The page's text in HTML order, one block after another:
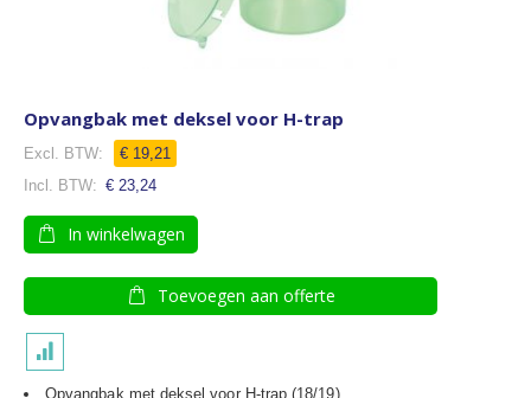
Opvangbak met deksel voor H-trap
€ 19,21
€ 23,24
In winkelwagen
Toevoegen aan offerte
Opvangbak met deksel voor H-trap (18/19)